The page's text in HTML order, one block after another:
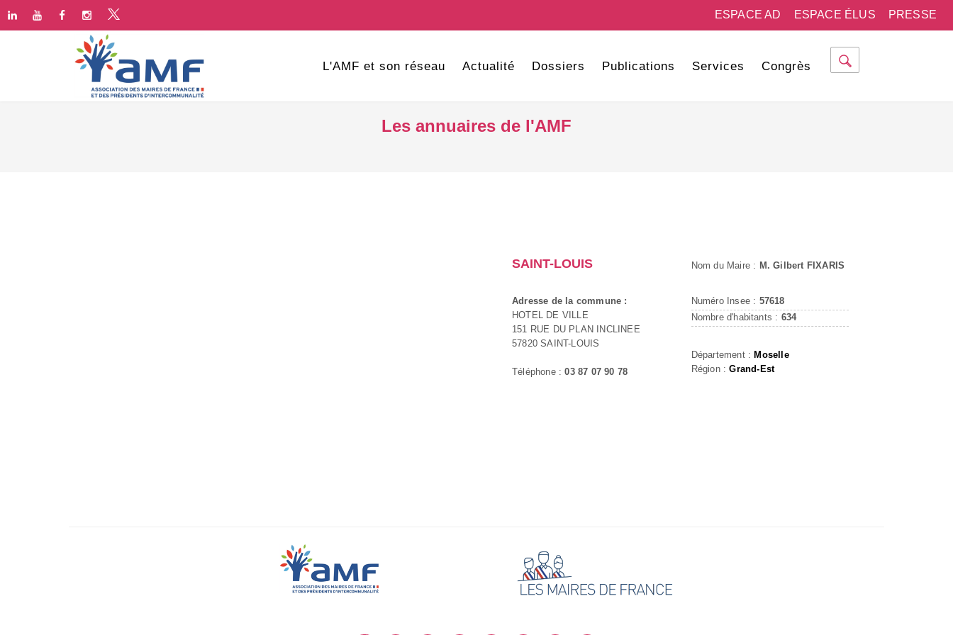
PRESSE
ESPACE ÉLUS
ESPACE AD
L'AMF et son réseau Actualité Dossiers Publications Services Congrès
Les annuaires de l'AMF
SAINT-LOUIS
Adresse de la commune :
HOTEL DE VILLE
151 RUE DU PLAN INCLINEE
57820 SAINT-LOUIS
Téléphone :03 87 07 90 78
Nom du Maire : M. Gilbert FIXARIS
Numéro Insee : 57618
Nombre d'habitants : 634
Département : Moselle
Région :Grand-Est